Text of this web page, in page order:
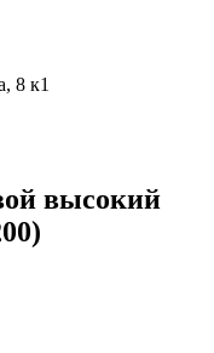
8 к1
высокий